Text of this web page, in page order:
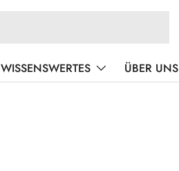
WISSENSWERTES ÜBER UNS